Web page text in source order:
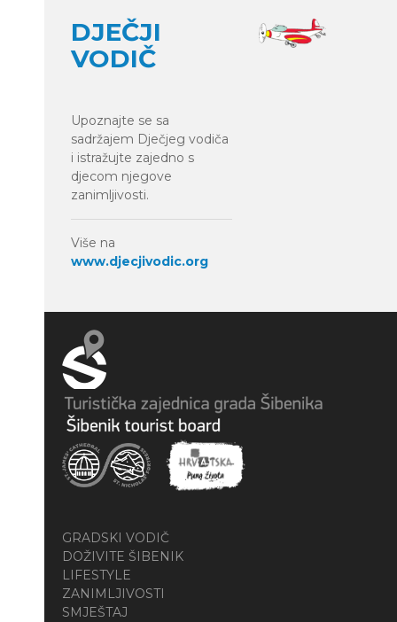
DJEČJI
VODIČ
Upoznajte se sa
sadržajem Dječjeg vodiča
i istražujte zajedno s
djecom njegove
zanimljivosti.
Više na
www.djecjivodic.org
GRADSKI VODIČ
DOŽIVITE ŠIBENIK
LIFESTYLE
ZANIMLJIVOSTI
SMJEŠTAJ